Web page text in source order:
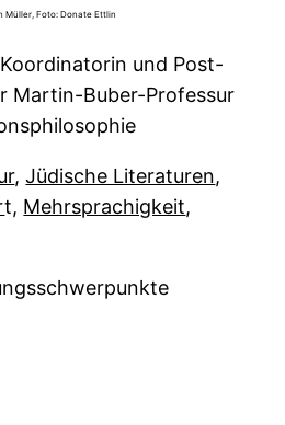
Müller, Foto: Donate Ettlin
und Post-
Martin-Buber-Professur
,Jüdische Literaturen,
t, Mehrsprachigkeit,